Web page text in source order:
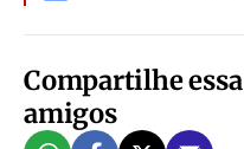
Compartilhe
amigos